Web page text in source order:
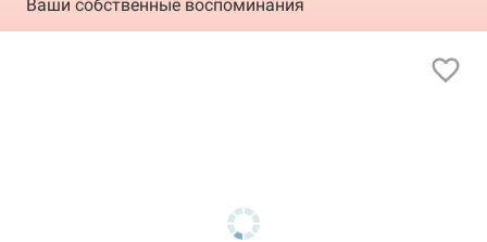
Ваши собственные воспоминания